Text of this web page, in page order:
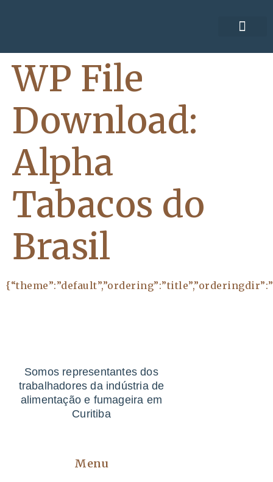
WP File
Download:
Alpha
Tabacos do
Brasil
Somos representantes dos
trabalhadores da indústria de
alimentação e fumageira em
Curitiba
Menu